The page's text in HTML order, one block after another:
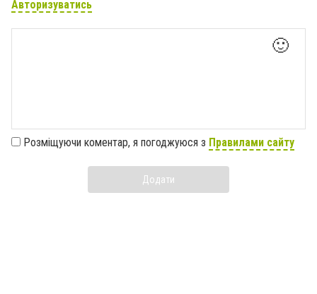
Авторизуватись
🙂
Розміщуючи коментар, я погоджуюся з Правилами сайту
Додати